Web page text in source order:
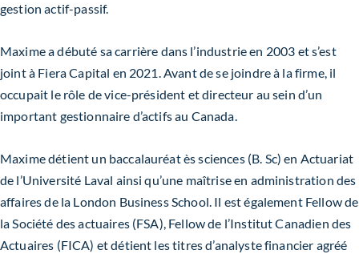
gestion actif-passif.
Maximea débuté sacarrière dans l’industrie en 2003 et s’est
joint à Fiera Capital en 2021. Avant de se joindre à la firme, il
occupait le rôle de vice-président et directeur au sein d’un
important gestionnaire d’actifs au Canada.
Maxime détient un baccalauréat ès sciences (B. Sc) en Actuariat
de l’Université Laval ainsi qu’une maîtrise en administration des
affaires de la London Business School. Il est également Fellow de
la Société des actuaires (FSA), Fellow de l’Institut Canadien des
Actuaires (FICA) et détient les titres d’analyste financier agréé